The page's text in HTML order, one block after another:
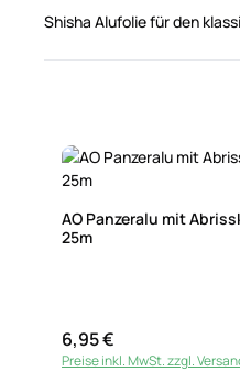
Shisha Alufolie für den
AO Panzeralu mit
25m
Regulärer Preis:
6,95 €
Preise inkl. MwSt. zzgl.